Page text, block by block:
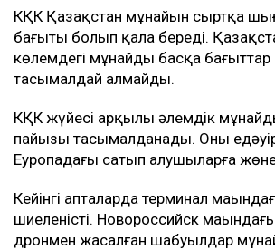
КҚК Қазақстан мұнайын сыртқа
бағыты болып қала береді.
көлемдегі мұнайды басқа
тасымалдай алмайды.
КҚК жүйесі арқылы әлемдік
пайызы тасымалданады. Оның едәуір
Еуропадағы сатып алушыларға
Кейінгі апталарда терминал
шиеленісті. Новороссийск
дронмен жасалған шабуылдар